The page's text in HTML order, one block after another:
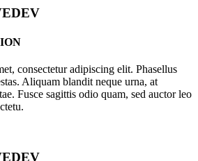
consectetur adipiscing elit. Phasellus
Aliquam blandit neque urna, at
Fusce sagittis odio quam, sed auctor leo